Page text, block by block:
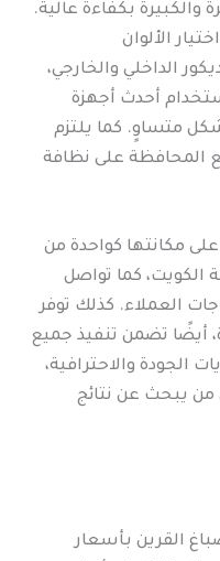
بكفاءة عالية.
الألوان
الداخلي والخارجي،
أحدث أجهزة
متساوٍ. كما يلتزم
المحافظة على نظافة
مكانتها كواحدة من
كما تواصل
العملاء. كذلك توفر
أيضًا تضمن تنفيذ جميع
الجودة والاحترافية،
من يبحث عن نتائج
القرين بأسعار